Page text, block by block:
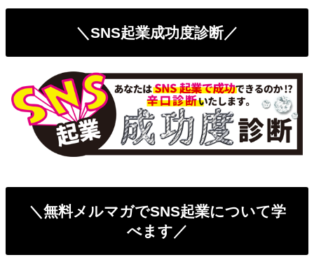
＼SNS起業成功度診断／
＼無料メルマガでSNS起業について学
べます／